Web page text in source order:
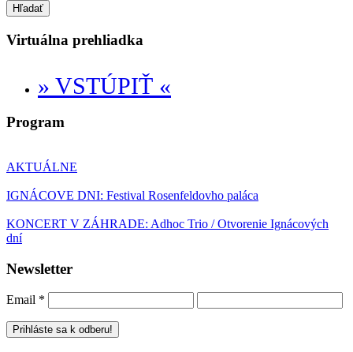
Hľadať
Virtuálna prehliadka
» VSTÚPIŤ «
Program
AKTUÁLNE
IGNÁCOVE DNI: Festival Rosenfeldovho paláca
KONCERT V ZÁHRADE: Adhoc Trio / Otvorenie Ignácových
dní
Newsletter
Email *